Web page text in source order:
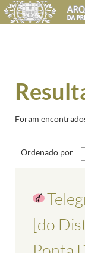
Foram
Ordenado por
[do